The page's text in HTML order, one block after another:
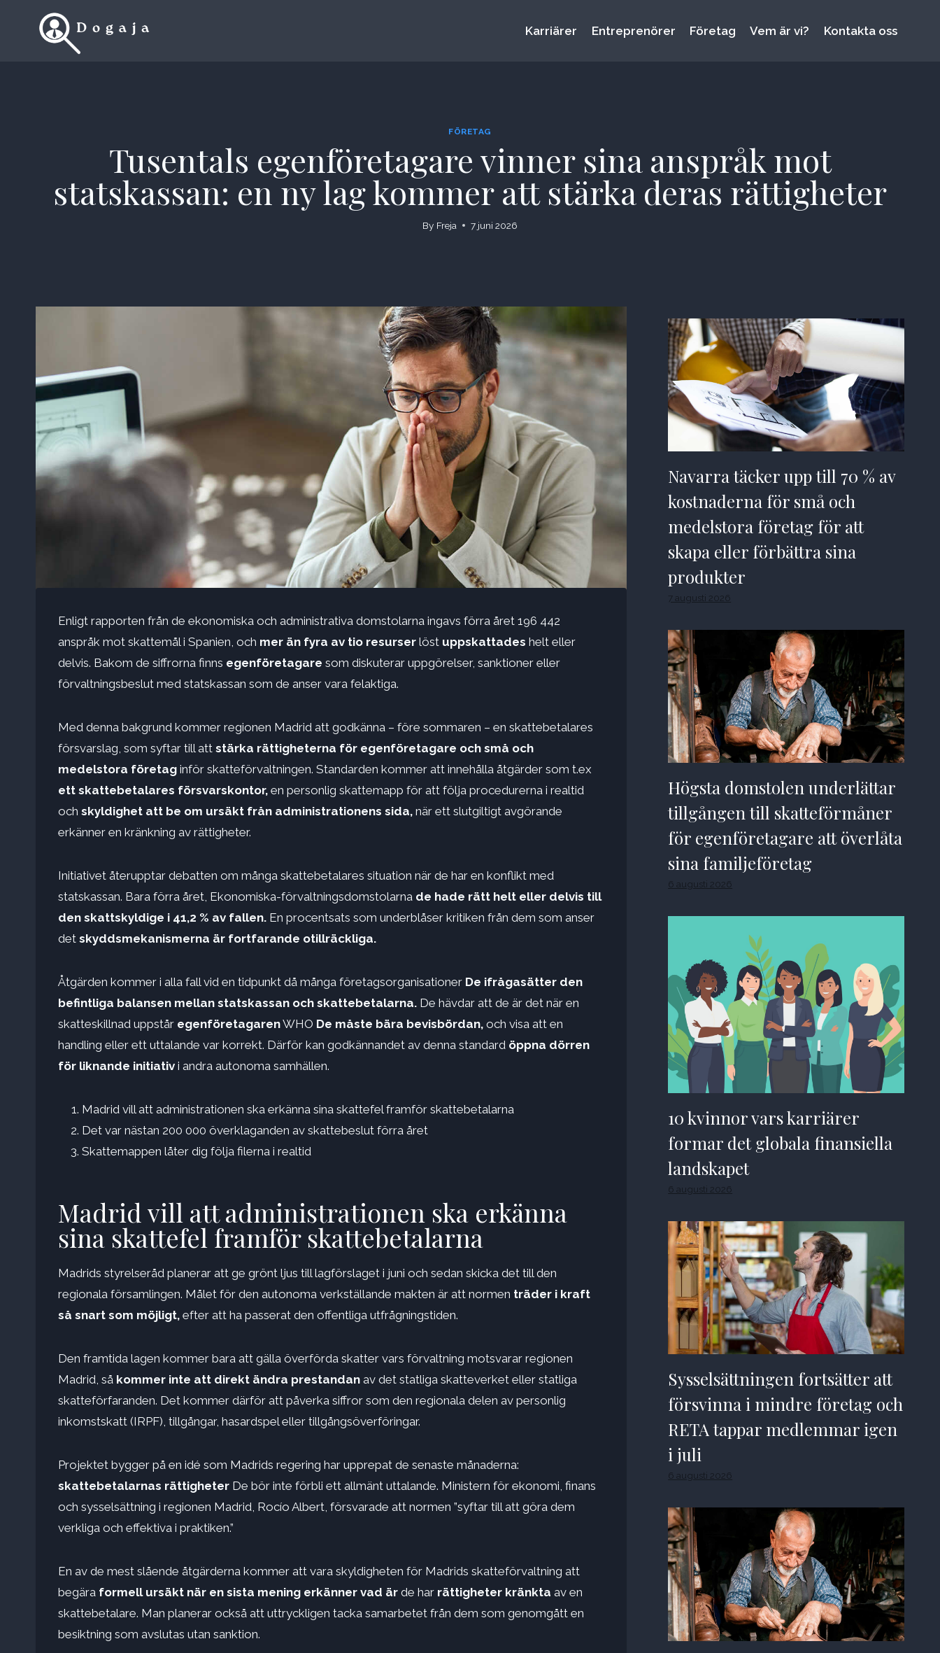
Karriärer Entreprenörer Företag Vem är vi? Kontakta oss
FÖRETAG
Tusentals egenföretagare vinner sina anspråk mot
statskassan: en ny lag kommer att stärka deras rättigheter
By Freja 7 juni 2026
Enligt rapporten från de ekonomiska och administrativa domstolarna ingavs förra året 196 442
anspråk mot skattemål i Spanien, och mer än fyra av tio resurser löst uppskattades helt eller
delvis. Bakom de siffrorna finns egenföretagare som diskuterar uppgörelser, sanktioner eller
förvaltningsbeslut med statskassan som de anser vara felaktiga.
Med denna bakgrund kommer regionen Madrid att godkänna – före sommaren – en skattebetalares
försvarslag, som syftar till att stärka rättigheterna för egenföretagare och små och
medelstora företag inför skatteförvaltningen. Standarden kommer att innehålla åtgärder som t.ex
ett skattebetalares försvarskontor, en personlig skattemapp för att följa procedurerna i realtid
och skyldighet att be om ursäkt från administrationens sida, när ett slutgiltigt avgörande
erkänner en kränkning av rättigheter.
Initiativet återupptar debatten om många skattebetalares situation när de har en konflikt med
statskassan. Bara förra året, Ekonomiska-förvaltningsdomstolarna de hade rätt helt eller delvis till
den skattskyldige i 41,2 % av fallen. En procentsats som underblåser kritiken från dem som anser
det skyddsmekanismerna är fortfarande otillräckliga.
Åtgärden kommer i alla fall vid en tidpunkt då många företagsorganisationer De ifrågasätter den
befintliga balansen mellan statskassan och skattebetalarna. De hävdar att de är det när en
skatteskillnad uppstår egenföretagarenWHO De måste bära bevisbördan, och visa att en
handling eller ett uttalande var korrekt. Därför kan godkännandet av denna standard öppna dörren
för liknande initiativ i andra autonoma samhällen.
Madrid vill att administrationen ska erkänna sina skattefel framför skattebetalarna
Det var nästan 200 000 överklaganden av skattebeslut förra året
Skattemappen låter dig följa filerna i realtid
Madrid vill att administrationen ska erkänna
sina skattefel framför skattebetalarna
Madrids styrelseråd planerar att ge grönt ljus till lagförslaget i juni och sedan skicka det till den
regionala församlingen. Målet för den autonoma verkställande makten är att normen träder i kraft
så snart som möjligt, efter att ha passerat den offentliga utfrågningstiden.
Den framtida lagen kommer bara att gälla överförda skatter vars förvaltning motsvarar regionen
Madrid, så kommer inte att direkt ändra prestandan av det statliga skatteverket eller statliga
skatteförfaranden. Det kommer därför att påverka siffror som den regionala delen av personlig
inkomstskatt (IRPF), tillgångar, hasardspel eller tillgångsöverföringar.
Projektet bygger på en idé som Madrids regering har upprepat de senaste månaderna:
skattebetalarnas rättigheter De bör inte förbli ett allmänt uttalande. Ministern för ekonomi, finans
och sysselsättning i regionen Madrid, Rocío Albert, försvarade att normen ”syftar till att göra dem
verkliga och effektiva i praktiken.”
En av de mest slående åtgärderna kommer att vara skyldigheten för Madrids skatteförvaltning att
begära formell ursäkt när en sista mening erkänner vad är de har rättigheter kränkta av en
skattebetalare. Man planerar också att uttryckligen tacka samarbetet från dem som genomgått en
besiktning som avslutas utan sanktion.
Navarra täcker upp till 70 % av
kostnaderna för små och
medelstora företag för att
skapa eller förbättra sina
produkter
7 augusti 2026
Högsta domstolen underlättar
tillgången till skatteförmåner
för egenföretagare att överlåta
sina familjeföretag
6 augusti 2026
10 kvinnor vars karriärer
formar det globala finansiella
landskapet
6 augusti 2026
Sysselsättningen fortsätter att
försvinna i mindre företag och
RETA tappar medlemmar igen
i juli
6 augusti 2026